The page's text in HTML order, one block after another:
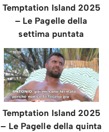
Temptation Island 2025
– Le Pagelle della
settima puntata
Temptation Island 2025
– Le Pagelle della quinta